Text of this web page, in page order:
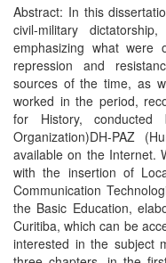
Abstract: In this
civil-military
emphasizing what were
repression and
sources of the time, as
worked in the period,
for History, conducted
Organization)DH-PAZ
available on the Internet.
with the insertion of
Communication
the Basic Education,
Curitiba, which can be
interested in the subject